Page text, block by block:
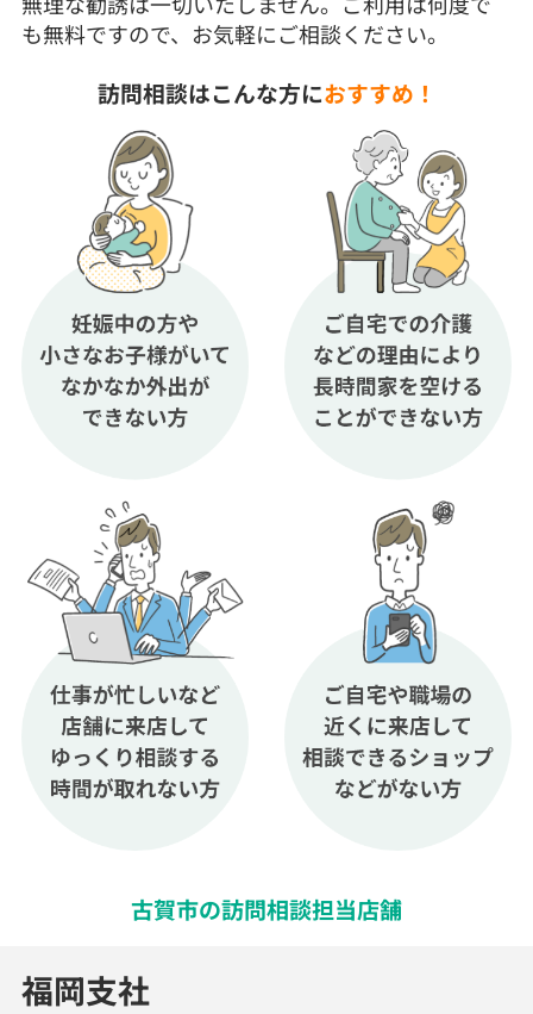
も無料ですので、お気軽にご相談ください。
訪問相談はこんな方におすすめ！
古賀市の訪問相談担当店舗
福岡支社